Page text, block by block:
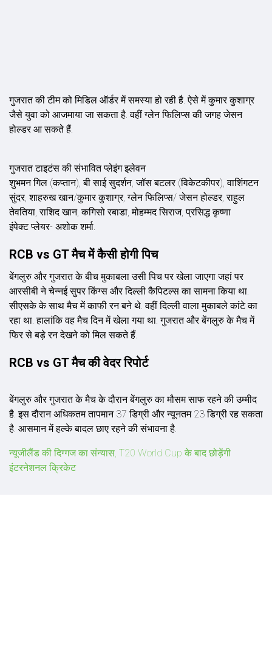
गुजरात की टीम को मिडिल ऑर्डर में समस्या हो रही है. ऐसे में कुमार कुशाग्र
जैसे युवा को आजमाया जा सकता है. वहीं ग्लेन फिलिप्स की जगह जेसन
होल्डर आ सकते हैं.
गुजरात टाइटंस की संभावित प्लेइंग इलेवन
शुभमन गिल (कप्तान), बी साई सुदर्शन, जॉस बटलर (विकेटकीपर), वाशिंगटन
सुंदर, शाहरुख खान/कुमार कुशाग्र, ग्लेन फिलिप्स/ जेसन होल्डर, राहुल
तेवतिया, राशिद खान, कगिसो रबाडा, मोहम्मद सिराज, प्रसिद्ध कृष्णा
इंपेक्ट प्लेयर- अशोक शर्मा.
RCB vs GT मैच में कैसी होगी पिच
बेंगलुरु और गुजरात के बीच मुकाबला उसी पिच पर खेला जाएगा जहां पर
आरसीबी ने चेन्नई सुपर किंग्स और दिल्ली कैपिटल्स का सामना किया था.
सीएसके के साथ मैच में काफी रन बने थे. वहीं दिल्ली वाला मुकाबले कांटे का
रहा था. हालांकि वह मैच दिन में खेला गया था. गुजरात और बेंगलुरु के मैच में
फिर से बड़े रन देखने को मिल सकते हैं.
RCB vs GT मैच की वेदर रिपोर्ट
बेंगलुरु और गुजरात के मैच के दौरान बेंगलुरु का मौसम साफ रहने की उम्मीद
है. इस दौरान अधिकतम तापमान 37 डिग्री और न्यूनतम 23 डिग्री रह सकता
है. आसमान में हल्के बादल छाए रहने की संभावना है.
न्यूजीलैंड की दिग्गज का संन्यास, T20 World Cup के बाद छोड़ेंगी
इंटरनेशनल क्रिकेट